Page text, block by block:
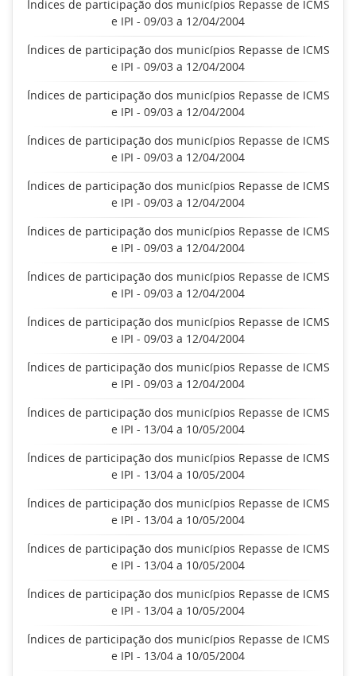
Índices de participação dos municípios Repasse de ICMS
e IPI - 09/03 a 12/04/2004
Índices de participação dos municípios Repasse de ICMS
e IPI - 09/03 a 12/04/2004
Índices de participação dos municípios Repasse de ICMS
e IPI - 09/03 a 12/04/2004
Índices de participação dos municípios Repasse de ICMS
e IPI - 09/03 a 12/04/2004
Índices de participação dos municípios Repasse de ICMS
e IPI - 09/03 a 12/04/2004
Índices de participação dos municípios Repasse de ICMS
e IPI - 09/03 a 12/04/2004
Índices de participação dos municípios Repasse de ICMS
e IPI - 09/03 a 12/04/2004
Índices de participação dos municípios Repasse de ICMS
e IPI - 09/03 a 12/04/2004
Índices de participação dos municípios Repasse de ICMS
e IPI - 09/03 a 12/04/2004
Índices de participação dos municípios Repasse de ICMS
e IPI - 13/04 a 10/05/2004
Índices de participação dos municípios Repasse de ICMS
e IPI - 13/04 a 10/05/2004
Índices de participação dos municípios Repasse de ICMS
e IPI - 13/04 a 10/05/2004
Índices de participação dos municípios Repasse de ICMS
e IPI - 13/04 a 10/05/2004
Índices de participação dos municípios Repasse de ICMS
e IPI - 13/04 a 10/05/2004
Índices de participação dos municípios Repasse de ICMS
e IPI - 13/04 a 10/05/2004